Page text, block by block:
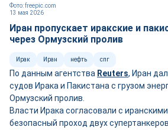
13 мая 2026
Фото: freepic.com
Иран пропускает иракские и
через Ормузский пролив
Ирак Иран нефть спг
По данным агентства Reuters, Иран
судов Ирака и Пакистана с грузом
Ормузский пролив.
Власти Ирака согласовали с
безопасный проход двух